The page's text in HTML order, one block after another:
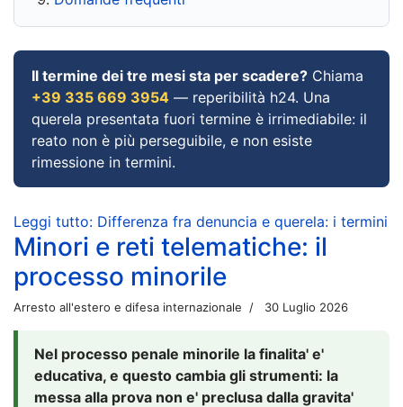
Il termine dei tre mesi sta per scadere? Chiama
+39 335 669 3954 — reperibilità h24. Una
querela presentata fuori termine è irrimediabile: il
reato non è più perseguibile, e non esiste
rimessione in termini.
Leggi tutto: Differenza fra denuncia e querela: i termini
Minori e reti telematiche: il
processo minorile
Arresto all'estero e difesa internazionale 30 Luglio 2026
Nel processo penale minorile la finalita' e'
educativa, e questo cambia gli strumenti: la
messa alla prova non e' preclusa dalla gravita'